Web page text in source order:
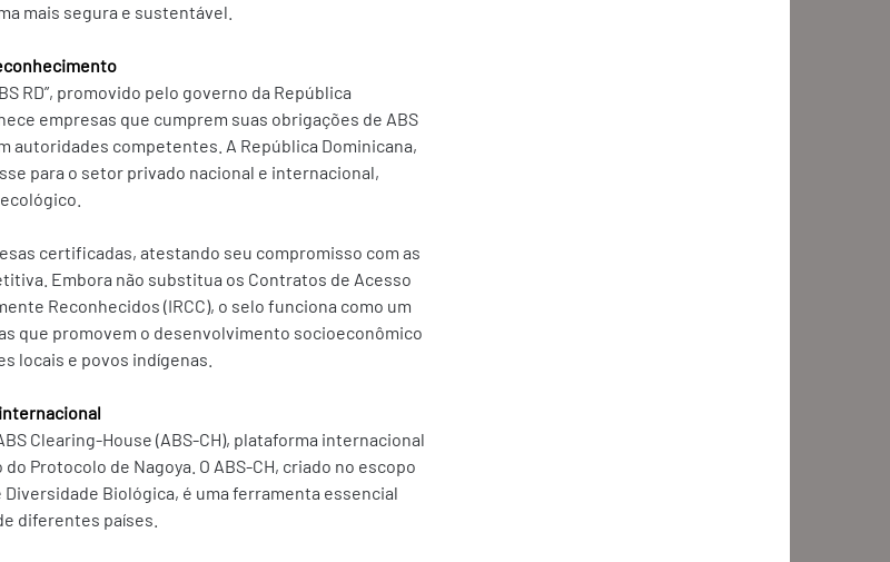
mais segura e sustentável.
RD”, promovido pelo governo da República
empresas que cumprem suas obrigações de ABS
autoridades competentes. A República Dominicana,
para o setor privado nacional e internacional,
certificadas, atestando seu compromisso com as
Embora não substitua os Contratos de Acesso
Reconhecidos (IRCC), o selo funciona como um
que promovem o desenvolvimento socioeconômico
locais e povos indígenas.
Clearing-House (ABS-CH), plataforma internacional
Protocolo de Nagoya. O ABS-CH, criado no escopo
Diversidade Biológica, é uma ferramenta essencial
diferentes países.